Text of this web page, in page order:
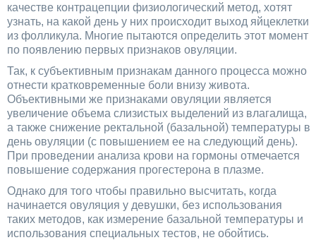
качестве контрацепции физиологический метод, хотят
узнать, на какой день у них происходит выход яйцеклетки
из фолликула. Многие пытаются определить этот момент
по появлению первых признаков овуляции.
Так, к субъективным признакам данного процесса можно
отнести кратковременные боли внизу живота.
Объективными же признаками овуляции является
увеличение объема слизистых выделений из влагалища,
а также снижение ректальной (базальной) температуры в
день овуляции (с повышением ее на следующий день).
При проведении анализа крови на гормоны отмечается
повышение содержания прогестерона в плазме.
Однако для того чтобы правильно высчитать, когда
начинается овуляция у девушки, без использования
таких методов, как измерение базальной температуры и
использования специальных тестов, не обойтись.